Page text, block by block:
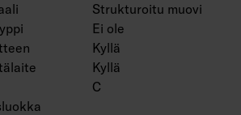
Strukturoitu muovi
Ei ole
Kyllä
Kyllä
C